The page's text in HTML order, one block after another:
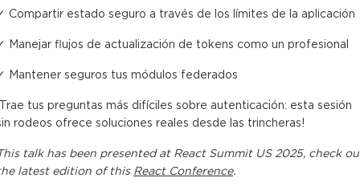
Compartir estado seguro a través de los límites de la aplicación
Manejar flujos de actualización de tokens como un profesional
Mantener seguros tus módulos federados
tus preguntas más difíciles sobre autenticación: esta sesión
rodeos ofrece soluciones reales desde las trincheras!
talkhas been presented at React Summit US 2025, check
latest edition of this React Conference.